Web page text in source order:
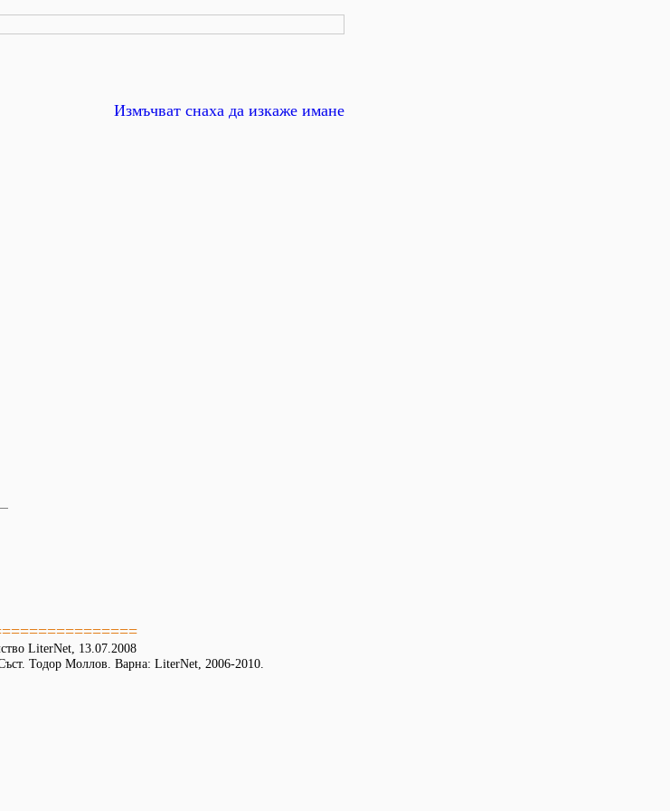
Измъчват снаха да изкаже имане
LiterNet, 13.07.2008
Тодор Моллов. Варна: LiterNet, 2006-2010.